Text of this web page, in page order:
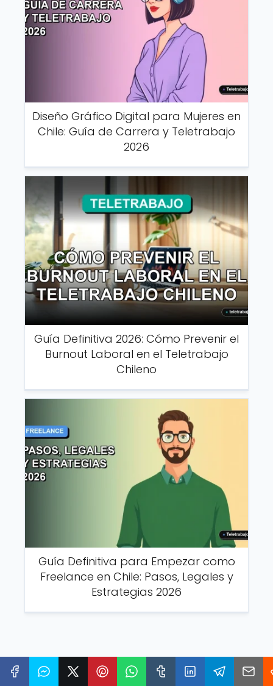
Diseño Gráfico Digital para Mujeres en
Chile: Guía de Carrera y Teletrabajo
2026
Guía Definitiva 2026: Cómo Prevenir el
Burnout Laboral en el Teletrabajo
Chileno
Guía Definitiva para Empezar como
Freelance en Chile: Pasos, Legales y
Estrategias 2026
Agregar un comentario